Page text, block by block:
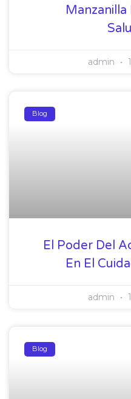
Manzanilla
admin
Blog
El Poder Del
En El
admin
Blog